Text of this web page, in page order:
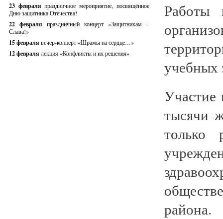
23 февраляпраздничное мероприятие, посвящённое
Дню защитника Отечества!
22 февраля праздничный концерт «Защитникам –
Слава!»
15 февраля вечер-концерт «Шрамы на сердце…»
12 февраля лекция «Конфликты и их решения»
Работы
учебных
Участие
тысячи
только
района.